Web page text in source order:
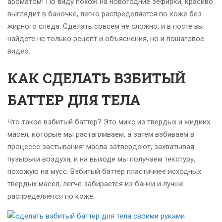
выглядит в баночке, легко распределяется по коже без
жирного следа. Сделать совсем не сложно, и в посте вы
найдете не только рецепт и объяснения, но и пошаговое
видео.
КАК СДЕЛАТЬ ВЗБИТЫЙ
БАТТЕР ДЛЯ ТЕЛА
Что такое взбитый баттер? Это микс из твердых и жидких
масел, которые мы растапливаем, а затем взбиваем в
процессе застывания: масла затвердеют, захватывая
пузырьки воздуха, и на выходе мы получаем текстуру,
похожую на мусс. Взбитый баттер пластичнее исходных
твердых масел, легче забирается из банки и лучше
распределяется по коже.